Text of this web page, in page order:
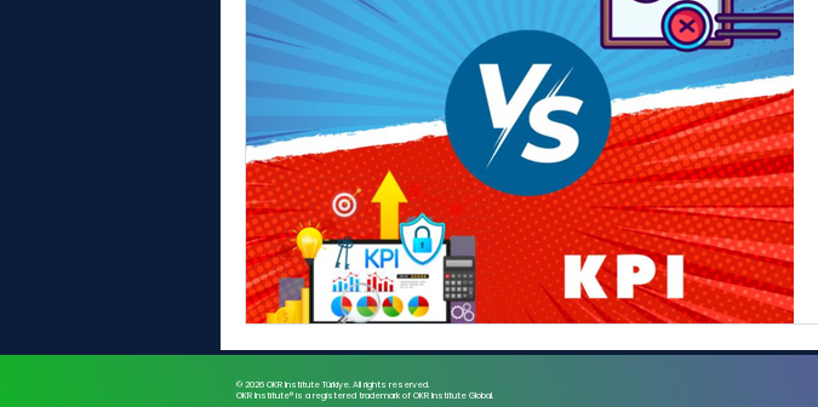
© 2026 OKR Institute Türkiye. All rights reserved.
OKR Institute® is a registered trademark of OKR Institute Global.